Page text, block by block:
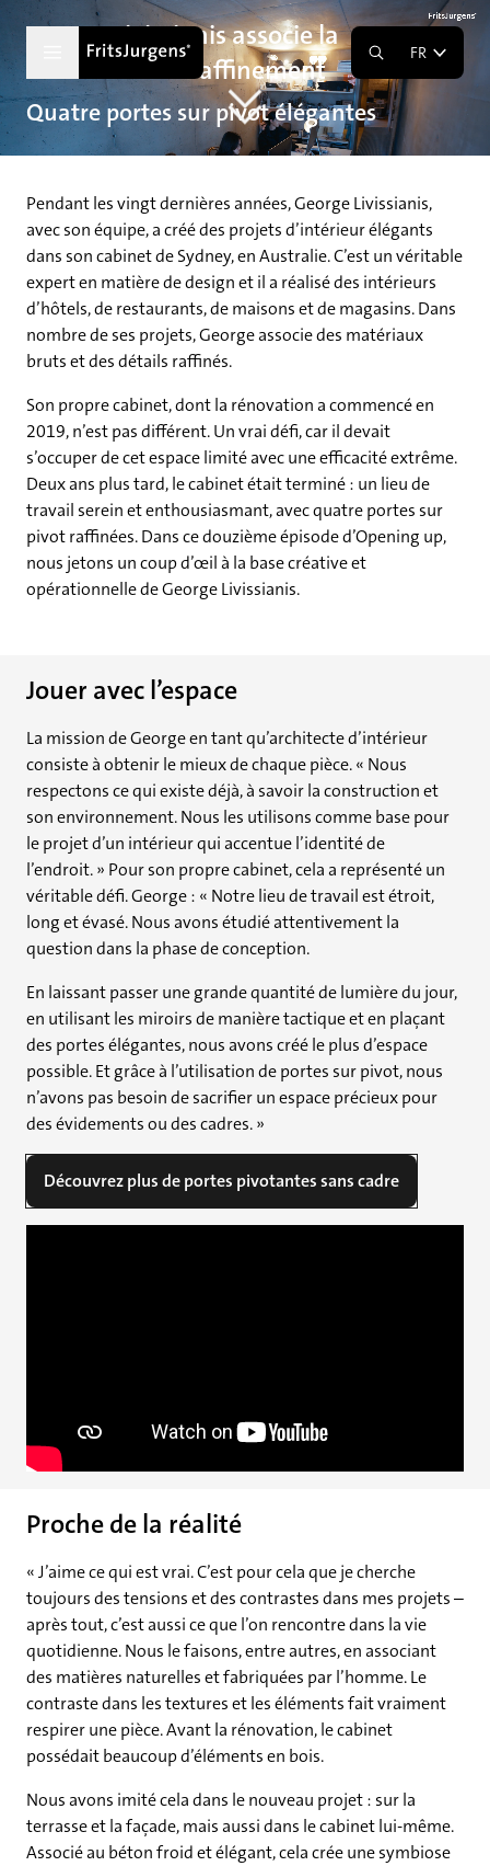
FR
George Livissianis associe la
robustesse au raffinement
Quatre portes sur pivot élégantes
Pendant les vingt dernières années, George Livissianis,
avec son équipe, a créé des projets d’intérieur élégants
dans son cabinet de Sydney, en Australie. C’est un véritable
expert en matière de design et il a réalisé des intérieurs
d’hôtels, de restaurants, de maisons et de magasins. Dans
nombre de ses projets, George associe des matériaux
bruts et des détails raffinés.
Son propre cabinet, dont la rénovation a commencé en
2019, n’est pas différent. Un vrai défi, car il devait
s’occuper de cet espace limité avec une efficacité extrême.
Deux ans plus tard, le cabinet était terminé : un lieu de
travail serein et enthousiasmant, avec quatre portes sur
pivot raffinées. Dans ce douzième épisode d’Opening up,
nous jetons un coup d’œil à la base créative et
opérationnelle de George Livissianis.
Jouer avec l’espace
La mission de George en tant qu’architecte d’intérieur
consiste à obtenir le mieux de chaque pièce. « Nous
respectons ce qui existe déjà, à savoir la construction et
son environnement. Nous les utilisons comme base pour
le projet d’un intérieur qui accentue l’identité de
l’endroit. » Pour son propre cabinet, cela a représenté un
véritable défi. George : « Notre lieu de travail est étroit,
long et évasé. Nous avons étudié attentivement la
question dans la phase de conception.
En laissant passer une grande quantité de lumière du jour,
en utilisant les miroirs de manière tactique et en plaçant
des portes élégantes, nous avons créé le plus d’espace
possible. Et grâce à l’utilisation de portes sur pivot, nous
n’avons pas besoin de sacrifier un espace précieux pour
des évidements ou des cadres. »
Découvrez plus de portes pivotantes sans cadre
Proche de la réalité
« J’aime ce qui est vrai. C’est pour cela que je cherche
toujours des tensions et des contrastes dans mes projets –
après tout, c’est aussi ce que l’on rencontre dans la vie
quotidienne. Nous le faisons, entre autres, en associant
des matières naturelles et fabriquées par l’homme. Le
contraste dans les textures et les éléments fait vraiment
respirer une pièce. Avant la rénovation, le cabinet
possédait beaucoup d’éléments en bois.
Nous avons imité cela dans le nouveau projet : sur la
terrasse et la façade, mais aussi dans le cabinet lui-même.
Associé au béton froid et élégant, cela crée une symbiose